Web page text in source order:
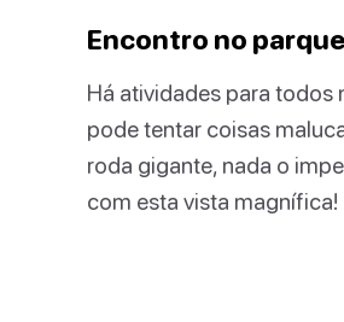
Encontro no
Há atividades para todos
pode tentar coisas
roda gigante, nada o
com esta vista magnífica!